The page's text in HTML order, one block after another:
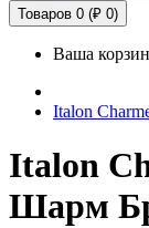
Товаров 0 (₽ 0)
Ваша
Italon
Italon
Шарм